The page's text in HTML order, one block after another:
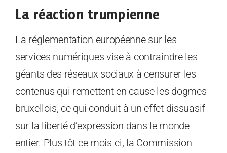
La réaction trumpienne
La réglementation européenne sur les
services numériques vise à contraindre les
géants des réseaux sociaux à censurer les
contenus qui remettent en cause les dogmes
bruxellois, ce qui conduit à un effet dissuasif
sur la liberté d’expression dans le monde
entier. Plus tôt ce mois-ci, la Commission